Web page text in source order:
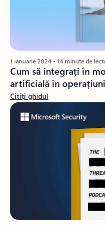
1 ianuarie 2024 • 14 minute de
Cum să integrați în
artificială în
Citiți ghidul